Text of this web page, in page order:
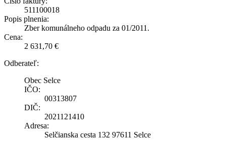
511100018
Popis plnenia:
Zber komunálneho odpadu za 01/2011.
Cena:
2 631,70 €
Odberateľ:
Obec Selce
IČO:
00313807
DIČ:
2021121410
Adresa:
Selčianska cesta 132 97611 Selce